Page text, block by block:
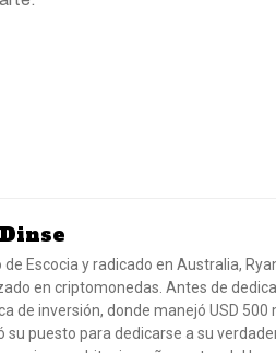
de Escocia y radicado en Australia,
en criptomonedas. Antes de
de inversión, donde manejó USD
su puesto para dedicarse a su